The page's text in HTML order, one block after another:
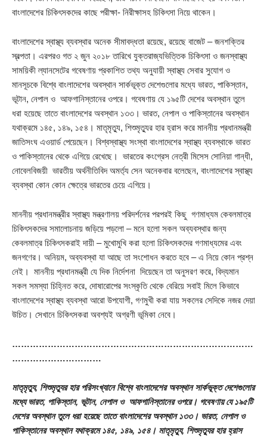
বাংলাদেশের চিকিৎসকদের কাছে পরীক্ষা- নিরীক্ষাসহ চিকিৎসা নিয়ে থাকেন।
বাংলাদেশের স্বাস্থ্য ব্যবস্থার অনেক সীমাবদ্ধতা রয়েছে, রয়েছে বাজেট – জনশক্তির
স্বল্পতা। এরপরও গত ২ জুন ২০১৮ তারিখে যুক্তরাজ্যভিত্তিক চিকিৎসা ও জনস্বাস্থ্য
সাময়িকী ল্যানসেটের গবেষণায় প্রকাশিত তথ্য অনুযায়ী স্বাস্থ্য সেবার সুযোগ ও
মানসূচকে বিশ্বে বাংলাদেশের অবস্থান সার্কভূক্ত দেশেগুলোর মধ্যে ভারত, পাকিস্তান,
ভূটান, নেপাল ও আফগানিস্তানের ওপরে। গবেষণায় যে ১৯৫টি দেশের অবস্থান তুলে
ধরা হয়েছে তাতে বাংলাদেশের অবস্থান ১৩৩। ভারত, নেপাল ও পাকিস্তানের অবস্থান
যথাক্রমে ১৪৫, ১৪৯, ১৫৪। মাতৃমৃত্যু, শিশুমৃত্যুর হার হ্রাস করে মাননীয় প্রধানমন্ত্রী
জাতিসংঘ এওয়ার্ড পেয়েছেন। বিশ্বস্বাস্থ্য সংস্থা বাংলাদেশের স্বাস্থ্য ব্যবস্থাকে ভারত
ও পাকিস্তানের থেকে এগিয়ে রেখেছে। ভারতের কংগ্রেস নেত্রী মিসেস সোনিয়া গান্ধী,
নোবেলবিজয়ী ভারতীয় অর্থনীতিবিদ অমর্ত্য সেন অনেকবার বলেছেন, বাংলাদেশের স্বাস্থ্য
ব্যবস্থা কোন কোন ক্ষেত্রে ভারতের চেয়ে এগিয়ে।
মাননীয় প্রধানমন্ত্রীর স্বাস্থ্য মন্ত্রণালয় পরিদর্শনের পরপরই কিছু গণমাধ্যম কেবলমাত্র
চিকিৎসকদের সমালোচনায় জড়িয়ে পড়লো – মনে হলো সকল অব্যবস্থার জন্য
কেবলমাত্র চিকিৎসকরাই দায়ী – মুখোমুখি করা হলো চিকিৎসকদের গণমাধ্যমের এবং
জনগণের। অনিয়ম, অব্যবস্থা যা আছে তা সংশোধন করতে হবে – এ নিয়ে কোন প্রশ্ন
নেই। মাননীয় প্রধানমন্ত্রী যে দিক নির্দেশনা দিয়েছেন তা অনুসরণ করে, বিদ্যমান
সকল সমস্যা চিহ্নিত করে, দোষারোপের সংস্কৃতি থেকে বেরিয়ে সবাই মিলে কিভাবে
বাংলাদেশের স্বাস্থ্য ব্যবস্থা আরো উপযোগী, গণমুখী করা যায় সকলের সেদিকে নজর দেয়া
উচিত। সেখানে চিকিৎসকরা অবশ্যই অগ্রণী ভূমিকা নেবে।
………………………………………………………………………
…………………………
মাতৃমৃত্যু, শিশুমৃত্যুর হার পরিসংখ্যানে বিশ্বে বাংলাদেশের অবস্থান সার্কভূক্ত দেশেগুলোর
মধ্যে ভারত, পাকিস্তান, ভূটান, নেপাল ও আফগানিস্তানের ওপরে। গবেষণায় যে ১৯৫টি
দেশের অবস্থান তুলে ধরা হয়েছে তাতে বাংলাদেশের অবস্থান ১৩৩। ভারত, নেপাল ও
পাকিস্তানের অবস্থান যথাক্রমে ১৪৫, ১৪৯, ১৫৪। মাতৃমৃত্যু, শিশুমৃত্যুর হার হ্রাস